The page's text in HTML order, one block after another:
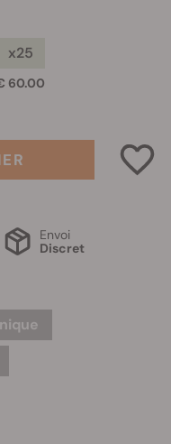
x25
60.00
Envoi
Discret